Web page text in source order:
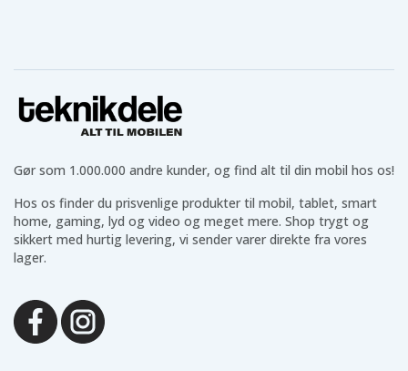
Gør som 1.000.000 andre kunder, og find alt til din mobil hos os!
Hos os finder du prisvenlige produkter til mobil, tablet, smart
home, gaming, lyd og video og meget mere. Shop trygt og
sikkert med hurtig levering, vi sender varer direkte fra vores
lager.